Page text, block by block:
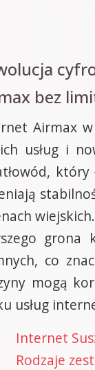
bez
Airmax w
usług i
który
grona
co
mogą
usług
Internet
Rodzaje